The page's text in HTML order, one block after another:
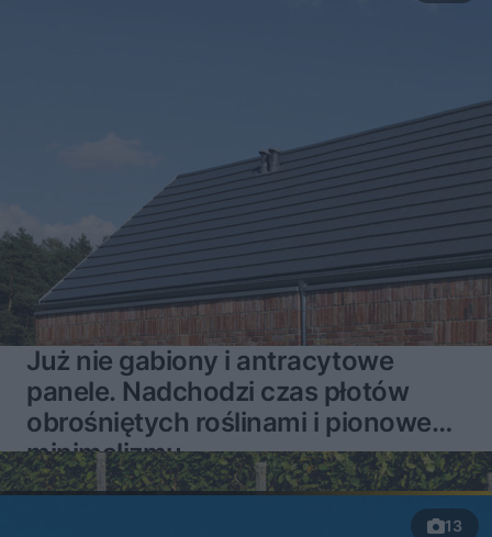
Już nie gabiony i antracytowe
panele. Nadchodzi czas płotów
obrośniętych roślinami i pionowego
minimalizmu
13